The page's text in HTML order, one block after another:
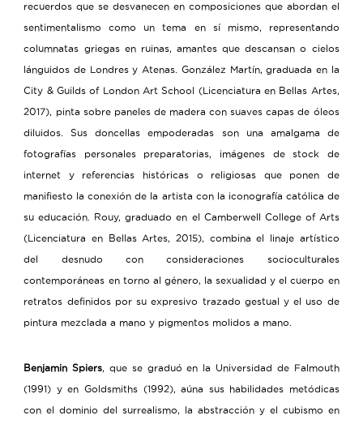
recuerdos que se desvanecen en composiciones que abordan el
sentimentalismo como un tema en sí mismo, representando
columnatas griegas en ruinas, amantes que descansan o cielos
lánguidos de Londres y Atenas. González Martín, graduada en la
City & Guilds of London Art School (Licenciatura en Bellas Artes,
2017), pinta sobre paneles de madera con suaves capas de óleos
diluidos. Sus doncellas empoderadas son una amalgama de
fotografías personales preparatorias, imágenes de stock de
internet y referencias históricas o religiosas que ponen de
manifiesto la conexión de la artista con la iconografía católica de
su educación. Rouy, graduado en el Camberwell College of Arts
(Licenciatura en Bellas Artes, 2015), combina el linaje artístico
del desnudo con consideraciones socioculturales
contemporáneas en torno al género, la sexualidad y el cuerpo en
retratos definidos por su expresivo trazado gestual y el uso de
pintura mezclada a mano y pigmentos molidos a mano.
Benjamin Spiers, que se graduó en la Universidad de Falmouth
(1991) y en Goldsmiths (1992), aúna sus habilidades metódicas
con el dominio del surrealismo, la abstracción y el cubismo en